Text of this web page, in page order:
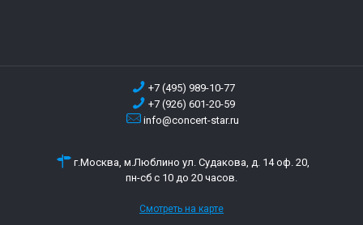
+7 (495) 989-10-77
+7 (926) 601-20-59
info@concert-star.ru
г.Москва, м.Люблино ул. Судакова, д. 14 оф. 20,
пн-сб с 10 до 20 часов.
Смотреть на карте